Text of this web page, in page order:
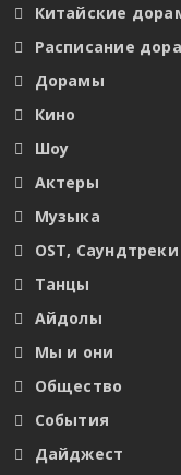
Китайские
Расписание
Дорамы
Кино
Шоу
Актеры
Музыка
OST, Саундтреки
Танцы
Айдолы
Мы и они
Общество
События
Дайджест